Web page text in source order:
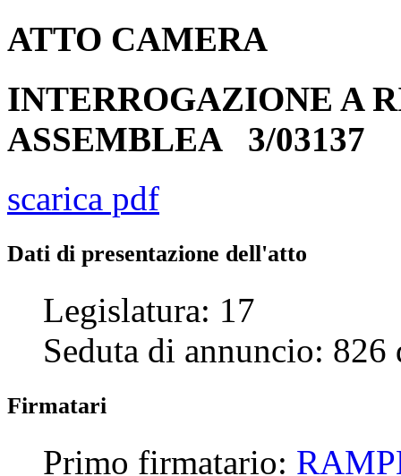
ATTO CAMERA
INTERROGAZIONE A
ASSEMBLEA 3/03137
scarica pdf
Dati di presentazione dell'atto
Legislatura: 17
Seduta di annuncio: 826
Firmatari
Primo firmatario: